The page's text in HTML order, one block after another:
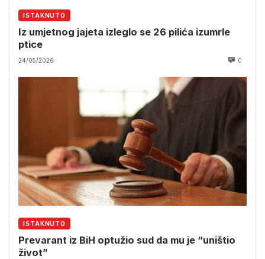
ISTAKNUTO
Iz umjetnog jajeta izleglo se 26 pilića izumrle
ptice
24/05/2026 0
ISTAKNUTO
Prevarant iz BiH optužio sud da mu je “uništio
život”